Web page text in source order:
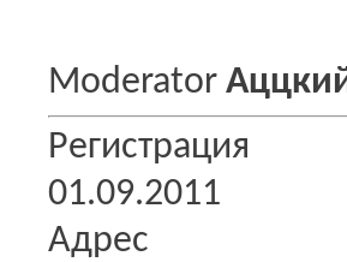
Moderator
Регистрация
01.09.2011
Адрес